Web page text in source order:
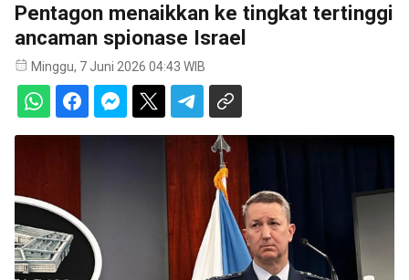
Pentagon menaikkan ke tingkat tertinggi
ancaman spionase Israel
Minggu, 7 Juni 2026 04:43 WIB